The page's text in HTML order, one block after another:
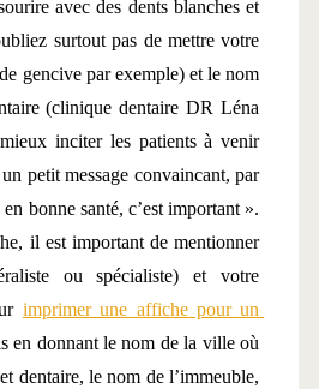
avec des dents blanches et
surtout pas de mettre votre
gencive par exemple) et le nom
(clinique dentaire DR Léna
inciter les patients à venir
petit message convaincant, par
bonne santé, c’est important ».
il est important de mentionner
ou spécialiste) et votre
imprimer une affiche pour un
en donnant le nom de la ville où
dentaire, le nom de l’immeuble,